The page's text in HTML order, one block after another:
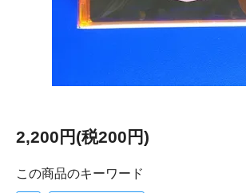
2,200円(税200円)
この商品のキーワード